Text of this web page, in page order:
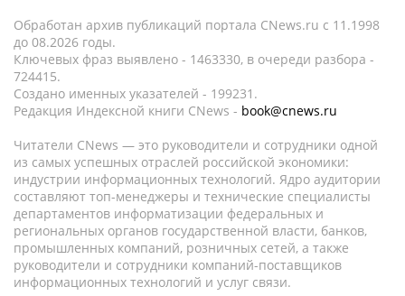
Обработан архив публикаций портала CNews.ru c 11.1998
до 08.2026 годы.
Ключевых фраз выявлено - 1463330, в очереди разбора -
724415.
Создано именных указателей - 199231.
Редакция Индексной книги CNews - book@cnews.ru
Читатели CNews — это руководители и сотрудники одной
из самых успешных отраслей российской экономики:
индустрии информационных технологий. Ядро аудитории
составляют топ-менеджеры и технические специалисты
департаментов информатизации федеральных и
региональных органов государственной власти, банков,
промышленных компаний, розничных сетей, а также
руководители и сотрудники компаний-поставщиков
информационных технологий и услуг связи.